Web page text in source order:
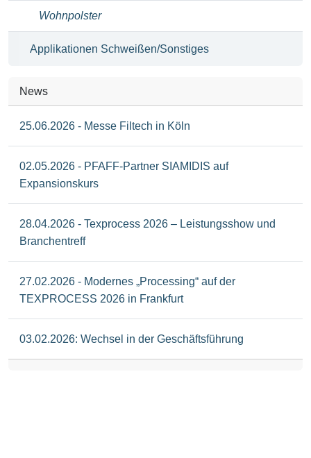
Wohnpolster
Applikationen Schweißen/Sonstiges
News
25.06.2026 - Messe Filtech in Köln
02.05.2026 - PFAFF-Partner SIAMIDIS auf
Expansionskurs
28.04.2026 - Texprocess 2026 – Leistungsshow und
Branchentreff
27.02.2026 - Modernes „Processing“ auf der
TEXPROCESS 2026 in Frankfurt
03.02.2026: Wechsel in der Geschäftsführung